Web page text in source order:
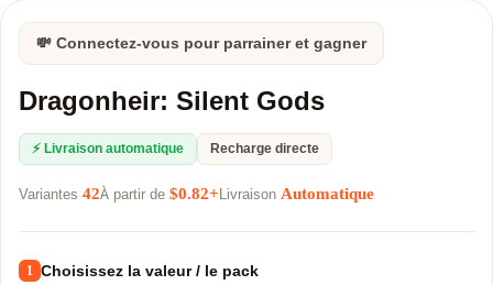
💸 Connectez-vous pour parrainer et gagner
Dragonheir: Silent Gods
⚡ Livraison automatique Recharge directe
Variantes 42À partir de $0.82+ Livraison Automatique
1 Choisissez la valeur / le pack